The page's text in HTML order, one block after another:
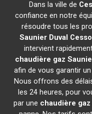
Dans la ville de
confiance en notre
résoudre tous les
Saunier Duval
intervient
chaudière gaz
afin de vous garantir
Nous offrons des
les 24 heures, pour
par une chaudière gaz